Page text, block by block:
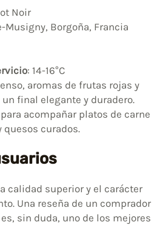
Noir
Musigny, Borgoña, Francia
: 14-16°C
aromas de frutas rojas y
final elegante y duradero.
acompañar platos de carne
quesos curados.
calidad superior y el carácter
Una reseña de un comprador
sin duda, uno de los mejores